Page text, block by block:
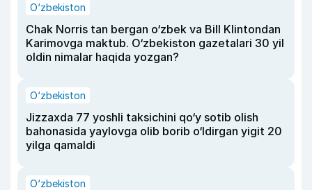
O‘zbekiston
Chak Norris tan bergan o‘zbek va Bill Klintondan
Karimovga maktub. O‘zbekiston gazetalari 30 yil
oldin nimalar haqida yozgan?
O‘zbekiston
Jizzaxda 77 yoshli taksichini qo‘y sotib olish
bahonasida yaylovga olib borib o‘ldirgan yigit 20
yilga qamaldi
O‘zbekiston